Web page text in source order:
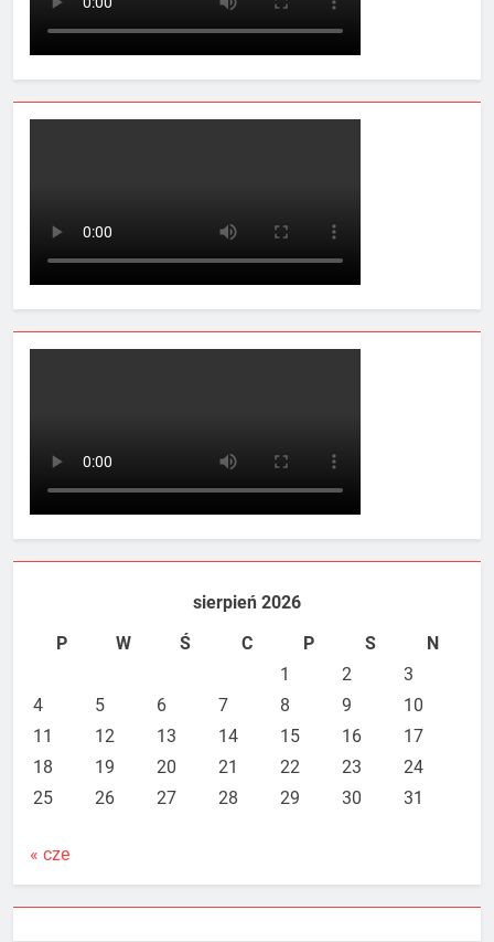
sierpień 2026
P
W Ś C P S
N
1
2
3
4
5 6 7 8 9
10
11
12 13 14 15 16
17
18
19 20 21 22 23
24
25
26 27 28 29 30 31
« cze